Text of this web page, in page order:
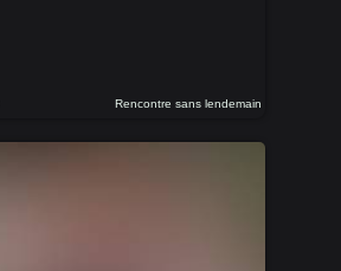
Rencontre sans lendemain